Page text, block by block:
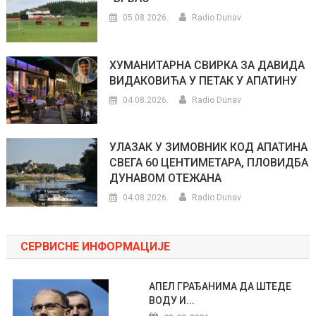
05.08.2026. Radio Dunav
ХУМАНИТАРНА СВИРКА ЗА ДАВИДА
ВИДАКОВИЋА У ПЕТАК У АПАТИНУ
04.08.2026. Radio Dunav
УЛАЗАК У ЗИМОВНИК КОД АПАТИНА
СВЕГА 60 ЦЕНТИМЕТАРА, ПЛОВИДБА
ДУНАВОМ ОТЕЖАНА
04.08.2026. Radio Dunav
СЕРВИСНЕ ИНФОРМАЦИЈЕ
АПЕЛ ГРАЂАНИМА ДА ШТЕДЕ
ВОДУ И...